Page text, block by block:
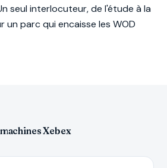
seul interlocuteur, de l'étude à la
un parc qui encaisse les WOD
Xebex